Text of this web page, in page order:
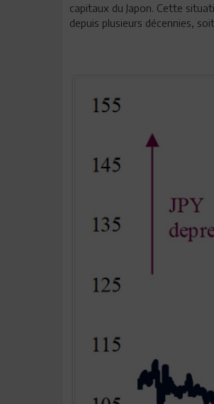
capitaux du Japon. Cette
depuis plusieurs décennies,